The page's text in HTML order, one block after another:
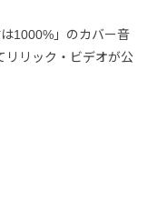
1000%」のカバー音
リリック・ビデオが公